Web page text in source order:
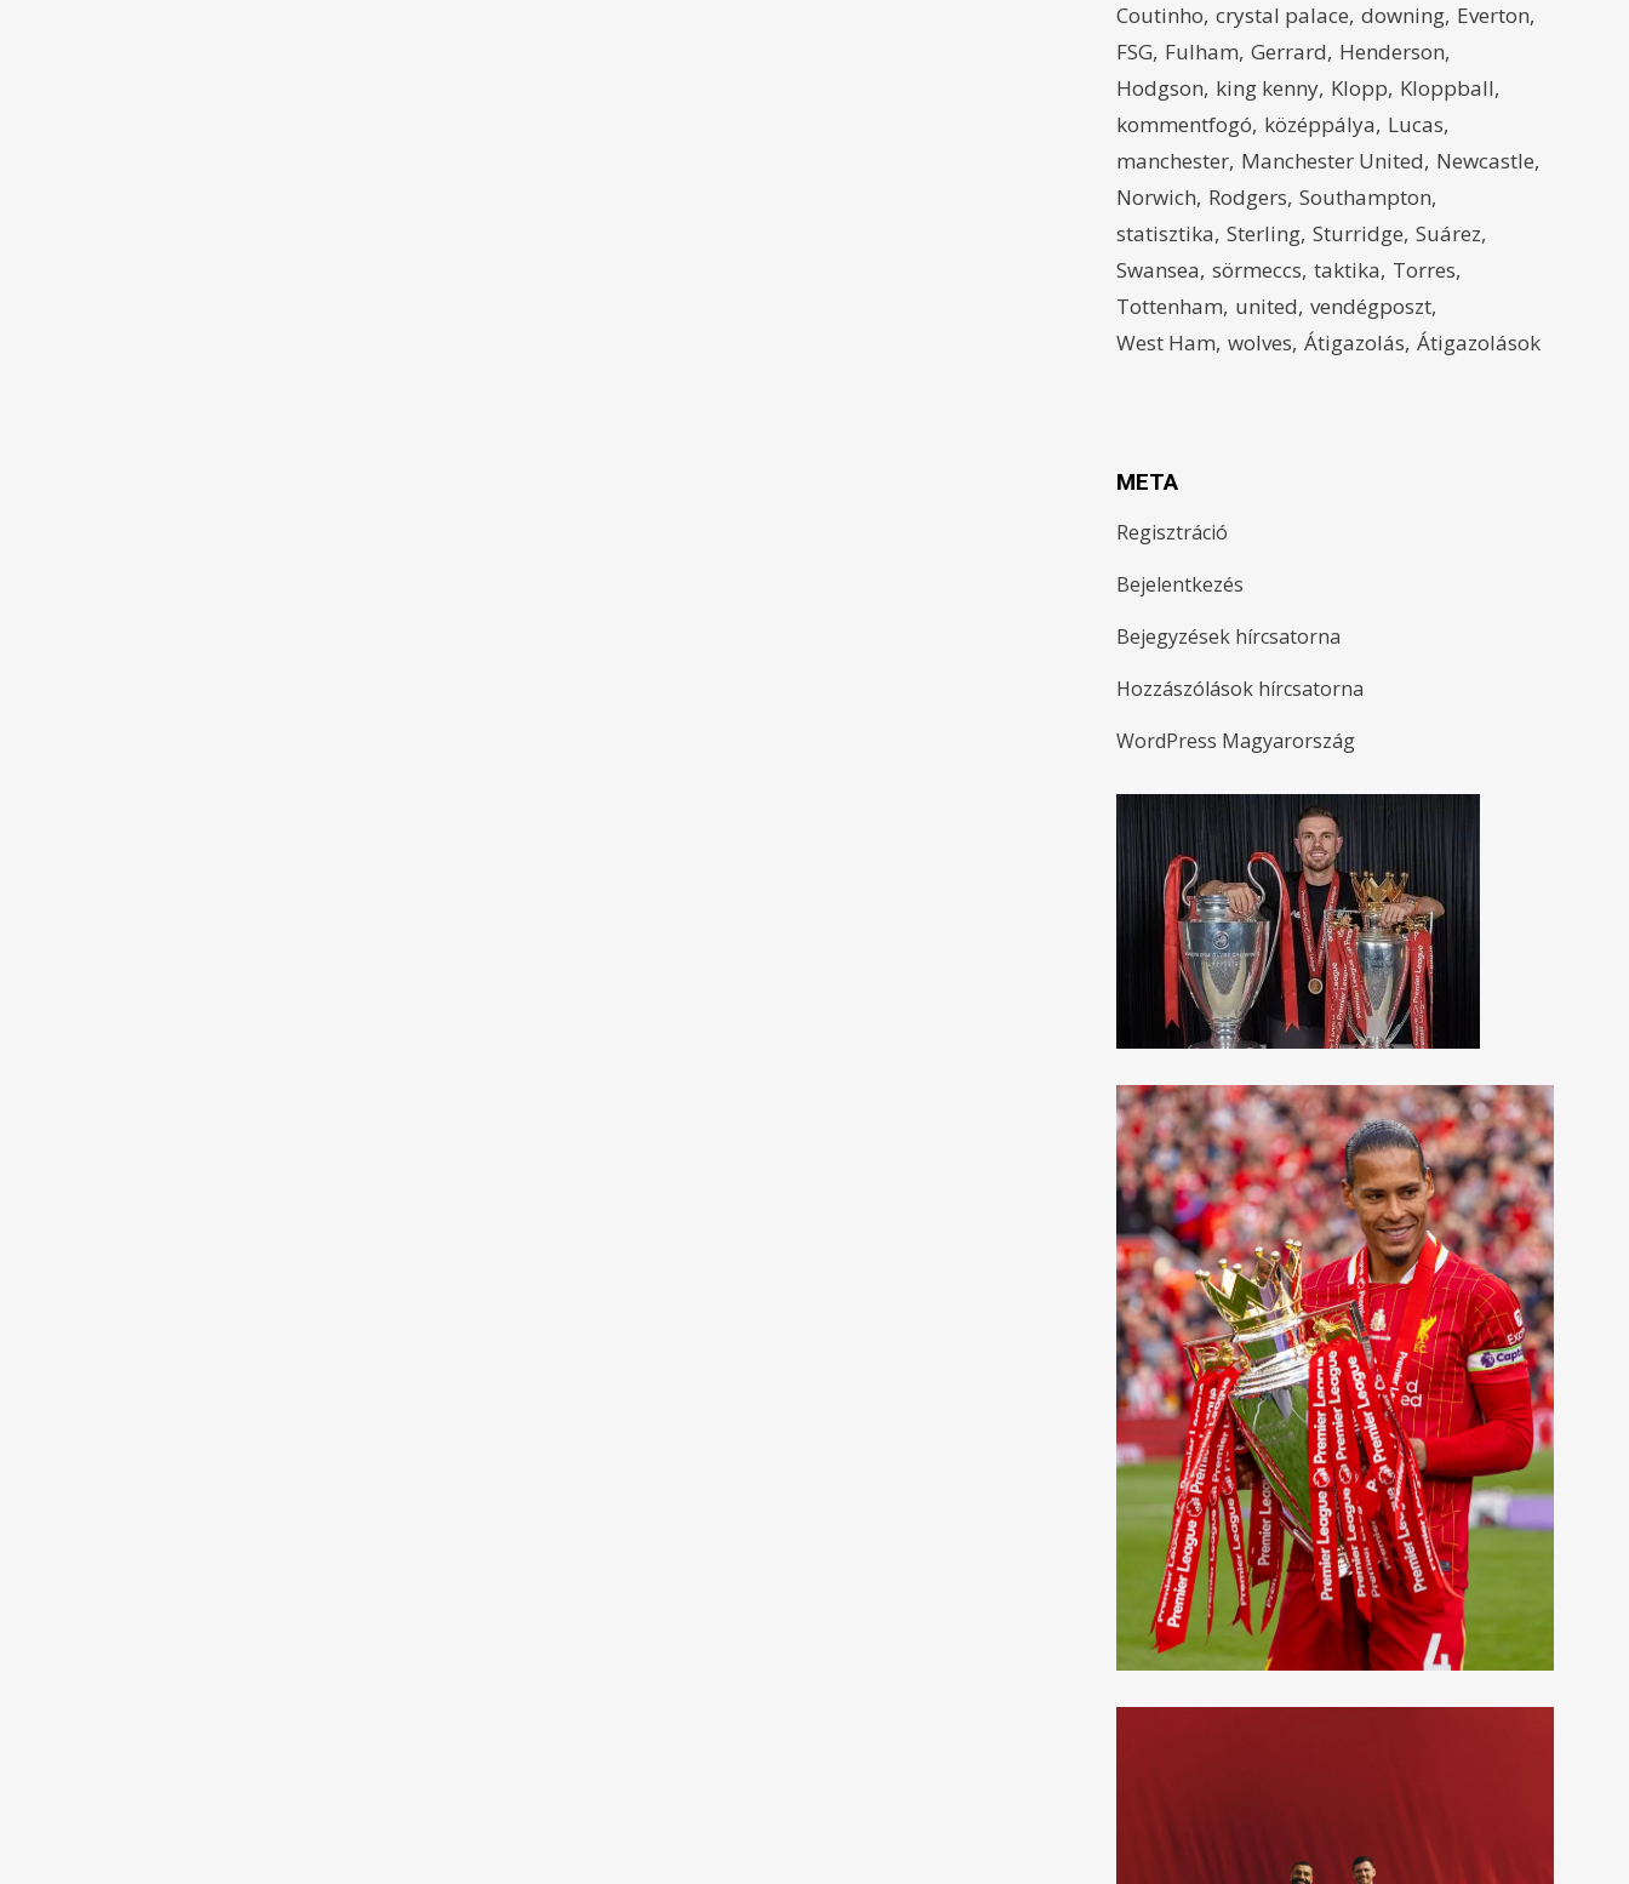
Coutinho crystal palace downing Everton
FSG Fulham Gerrard Henderson
Hodgson king kenny Klopp Kloppball
kommentfogó középpálya Lucas
manchester Manchester United Newcastle
Norwich Rodgers Southampton
statisztika Sterling Sturridge Suárez
Swansea sörmeccs taktika Torres
Tottenham united vendégposzt
West Ham wolves Átigazolás Átigazolások
META
Regisztráció
Bejelentkezés
Bejegyzések hírcsatorna
Hozzászólások hírcsatorna
WordPress Magyarország